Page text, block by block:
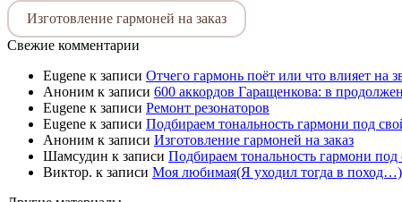
Изготовление гармоней на заказ
Свежие комментарии
Eugene к записи Отчего гармонь поёт или что влияет на
Аноним к записи 600 аккордов Гаращенкова: в
Eugene к записи Ремонт резонаторов
Eugene к записи Подбираем тональность гармони под
Аноним к записи Изготовление гармоней на заказ
Шамсудин к записи Подбираем тональность гармони под
Виктор. к записи Моя любимая(Я уходил тогда в